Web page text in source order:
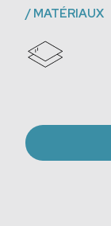
/ MATÉRIAUX